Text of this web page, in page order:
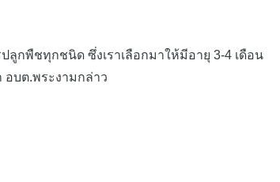
กพืชทุกชนิด ซึ่งเราเลือกมาให้มีอายุ 3-4 เดือน
อบต.พระงามกล่าว